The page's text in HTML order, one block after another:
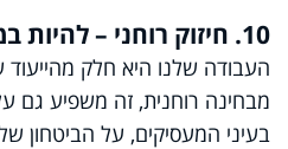
10. חיזוק רוחני – להיות במקום שלם עם עצמך
העבודה שלנו היא חלק
מבחינה רוחנית, זה משפיע
בעיני המעסיקים, על הביטחון